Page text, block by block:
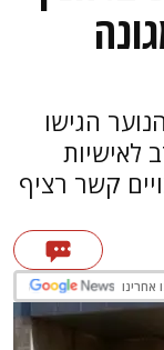
הגישו
לאישיות
קשר רציף
אחרינו